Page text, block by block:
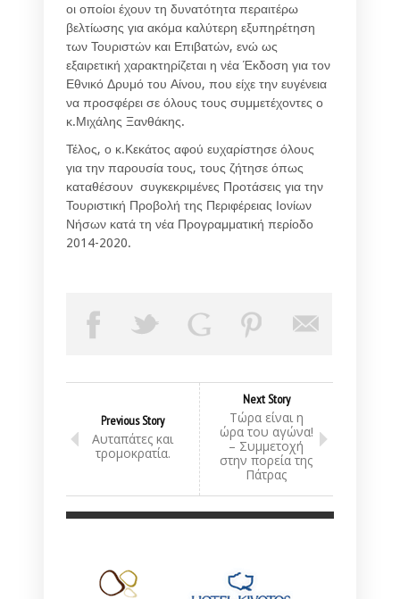
οι οποίοι έχουν τη δυνατότητα περαιτέρω
βελτίωσης για ακόμα καλύτερη εξυπηρέτηση
των Τουριστών και Επιβατών, ενώ ως
εξαιρετική χαρακτηρίζεται η νέα Έκδοση για τον
Εθνικό Δρυμό του Αίνου, που είχε την ευγένεια
να προσφέρει σε όλους τους συμμετέχοντες ο
κ.Μιχάλης Ξανθάκης.
Τέλος, ο κ.Κεκάτος αφού ευχαρίστησε όλους
για την παρουσία τους, τους ζήτησε όπως
καταθέσουν συγκεκριμένες Προτάσεις για την
Τουριστική Προβολή της Περιφέρειας Ιονίων
Νήσων κατά τη νέα Προγραμματική περίοδο
2014-2020.
Previous Story
Αυταπάτες και
τρομοκρατία.
Next Story
Τώρα είναι η
ώρα του αγώνα!
– Συμμετοχή
στην πορεία της
Πάτρας